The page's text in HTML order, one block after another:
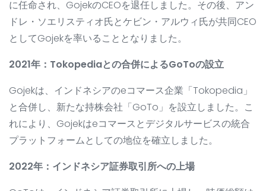
に任命され、GojekのCEOを退任しました。その後、アン
ドレ・ソエリスティオ氏とケビン・アルウィ氏が共同CEO
としてGojekを率いることとなりました。
2021年：Tokopediaとの合併によるGoToの設立
Gojekは、インドネシアのeコマース企業「Tokopedia」
と合併し、新たな持株会社「GoTo」を設立しました。こ
れにより、Gojekはeコマースとデジタルサービスの統合
プラットフォームとしての地位を確立しました。
2022年：インドネシア証券取引所への上場